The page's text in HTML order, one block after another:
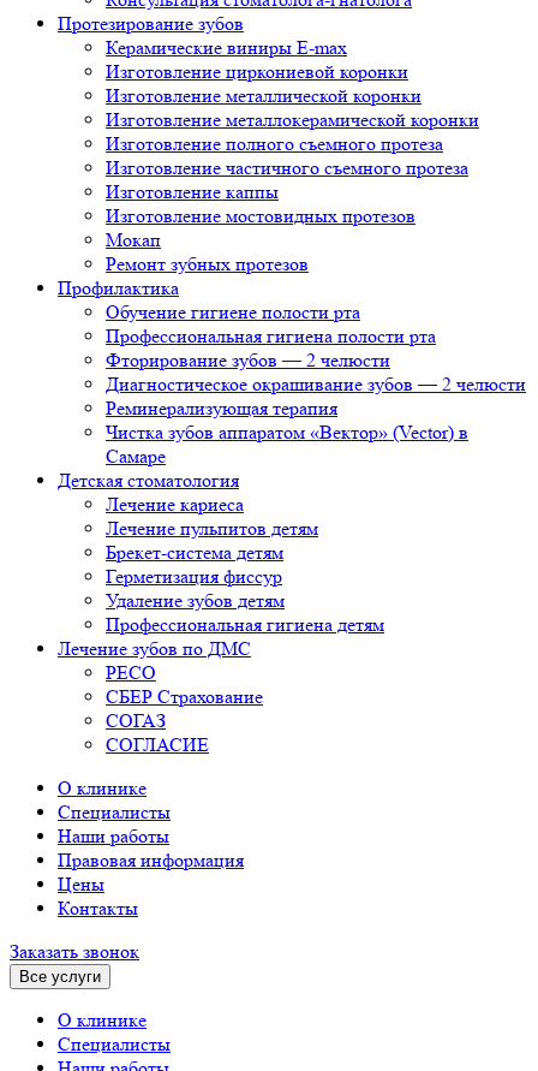
Протезирование зубов
Керамические виниры E-max
Изготовление циркониевой коронки
Изготовление металлической коронки
Изготовление металлокерамической коронки
Изготовление полного съемного протеза
Изготовление частичного съемного протеза
Изготовление каппы
Изготовление мостовидных протезов
Мокап
Ремонт зубных протезов
Профилактика
Обучение гигиене полости рта
Профессиональная гигиена полости рта
Фторирование зубов — 2 челюсти
Диагностическое окрашивание зубов — 2 челюсти
Реминерализующая терапия
Чистка зубов аппаратом «Вектор» (Vector) в
Самаре
Детская стоматология
Лечение кариеса
Лечение пульпитов детям
Брекет-система детям
Герметизация фиссур
Удаление зубов детям
Профессиональная гигиена детям
Лечение зубов по ДМС
РЕСО
СБЕР Страхование
СОГАЗ
СОГЛАСИЕ
О клинике
Специалисты
Наши работы
Правовая информация
Цены
Контакты
Заказать звонок
Все услуги
О клинике
Специалисты